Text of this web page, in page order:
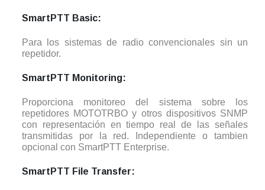
SmartPTT Basic:
Para los sistemas de radio convencionales sin un
repetidor.
SmartPTT Monitoring:
Proporciona monitoreo del sistema sobre los
repetidores MOTOTRBO y otros dispositivos SNMP
con representación en tiempo real de las señales
transmitidas por la red. Independiente o tambien
opcional con SmartPTT Enterprise.
SmartPTT File Transfer: